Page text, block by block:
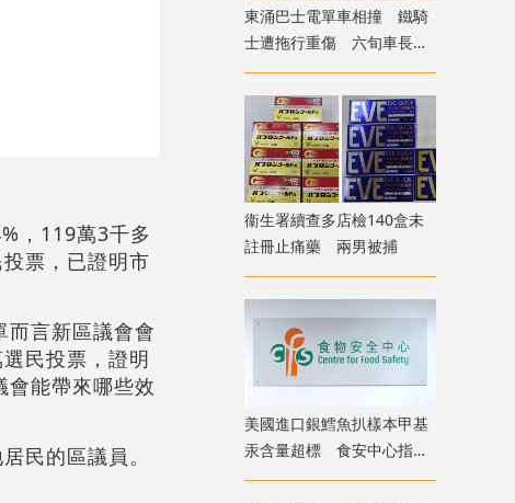
，119萬3千多
票，已證明市
而言新區議會會
民投票，證明
會能帶來哪些效
民的區議員。
東涌巴士電單車相撞 鐵騎
士遭拖行重傷 六旬車長涉
危駕被捕
衞生署續查多店檢140盒未
註冊止痛藥 兩男被捕
美國進口銀鱈魚扒樣本甲基
汞含量超標 食安中心指令
下架